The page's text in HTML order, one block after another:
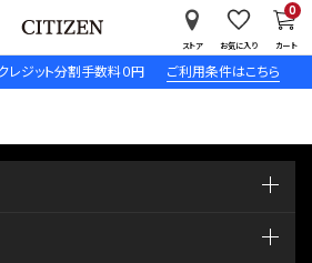
レジット分割手数料０円 ご利用条件はこちら
ストア お気に入り カート
0